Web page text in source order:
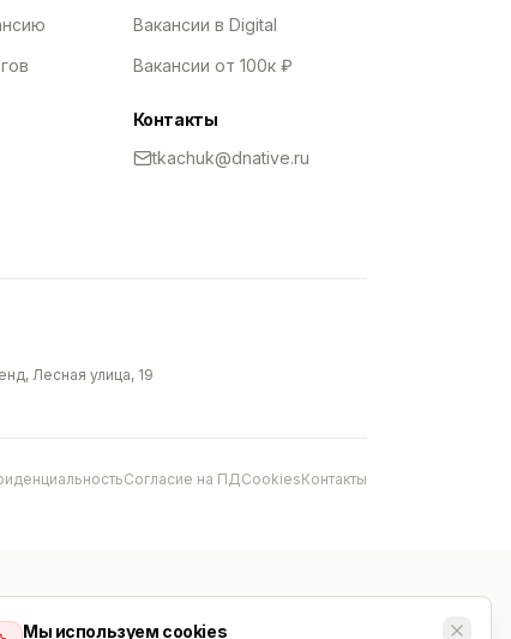
Мы используем cookies
Вакансии в Digital
Вакансии от 100к ₽
Контакты
tkachuk@dnative.ru
Лесная улица, 19
Согласие на ПДCookiesКонтакты